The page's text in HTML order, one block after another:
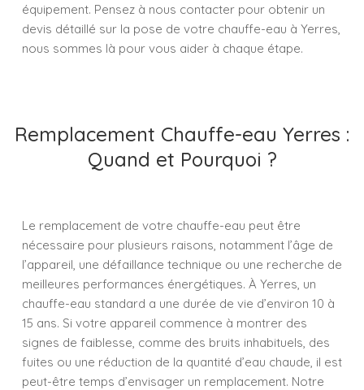
équipement. Pensez à nous contacter pour obtenir un
devis détaillé sur la pose de votre chauffe-eau à Yerres,
nous sommes là pour vous aider à chaque étape.
Remplacement Chauffe-eau Yerres :
Quand et Pourquoi ?
Le remplacement de votre chauffe-eau peut être
nécessaire pour plusieurs raisons, notamment l’âge de
l’appareil, une défaillance technique ou une recherche de
meilleures performances énergétiques. À Yerres, un
chauffe-eau standard a une durée de vie d’environ 10 à
15 ans. Si votre appareil commence à montrer des
signes de faiblesse, comme des bruits inhabituels, des
fuites ou une réduction de la quantité d’eau chaude, il est
peut-être temps d’envisager un remplacement. Notre